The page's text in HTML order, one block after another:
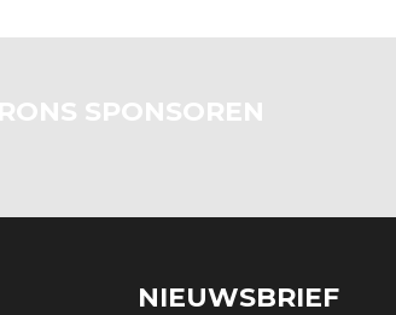
SPONSOREN
NIEUWSBRIEF